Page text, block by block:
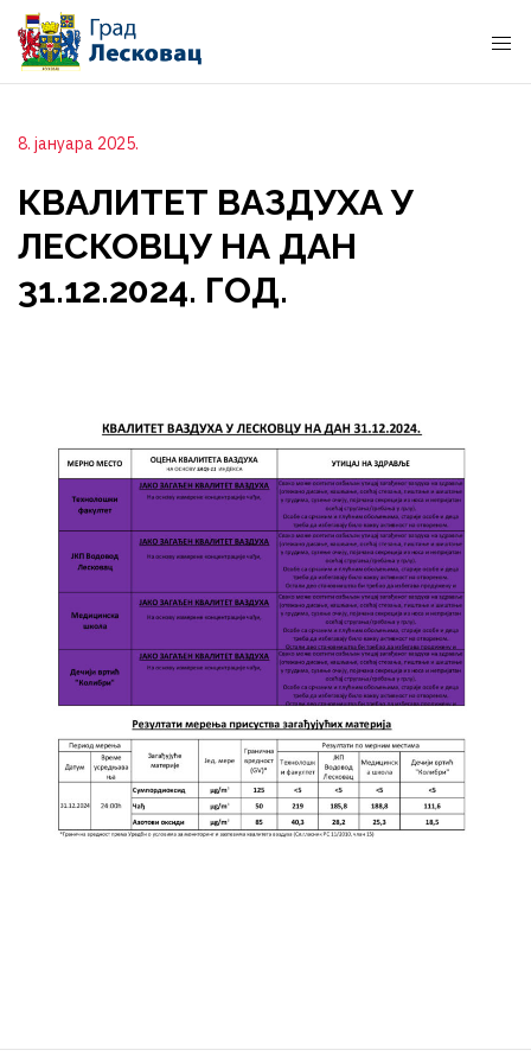
8. јануара 2025.
КВАЛИТЕТ ВАЗДУХА У
ЛЕСКОВЦУ НА ДАН
31.12.2024. ГОД.